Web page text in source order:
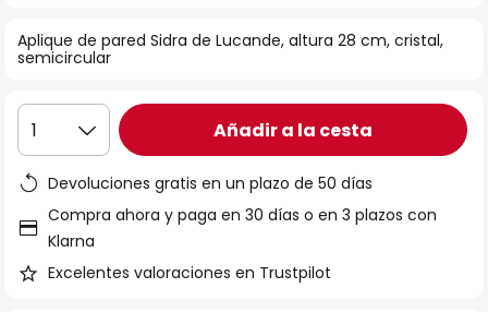
galería
de
imágenes
Aplique de pared Sidra de Lucande, altura 28 cm, cristal,
semicircular
1 Añadir a la cesta
Devoluciones gratis en un plazo de 50 días
Compra ahora y paga en 30 días o en 3 plazos con
Klarna
Excelentes valoraciones en Trustpilot